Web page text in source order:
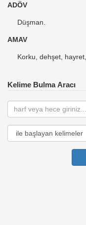
ADÖV
Düşman.
AMAV
Korku, dehşet,
Kelime Bulma Aracı